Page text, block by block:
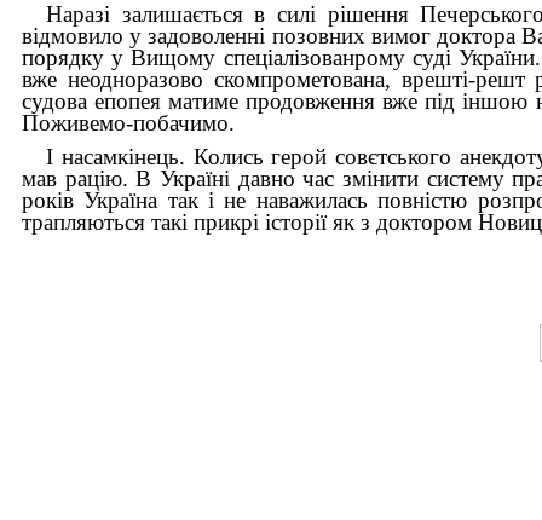
Наразі залишається в силі рішення
відмовило у задоволенні позовних вимог доктора
порядку у Вищому спеціалізованрому суді
вже неодноразово скомпрометована, врешті-
судова епопея матиме продовження вже під іншою
Поживемо-побачимо.
І насамкінець. Колись герой совєтського
мав рацію. В Україні давно час змінити систему
років Україна так і не наважилась повністю
трапляються такі прикрі історії як з доктором